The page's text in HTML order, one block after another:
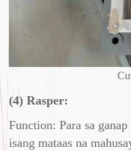
(4) Rasper:
Function: Para sa
isang mataas na